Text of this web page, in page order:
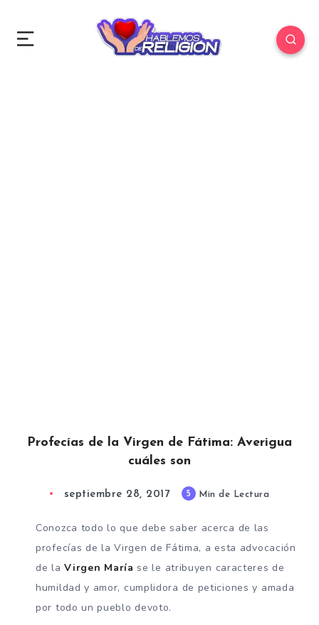
Profecías de la Virgen de Fátima: Averigua
cuáles son
septiembre 28, 2017 5 Min de Lectura
Conozca todo lo que debe saber acerca de las
profecías de la Virgen de Fátima, a esta advocación
de laVirgen María se le atribuyen caracteres de
humildad y amor, cumplidora de peticiones y amada
por todo un pueblo devoto.